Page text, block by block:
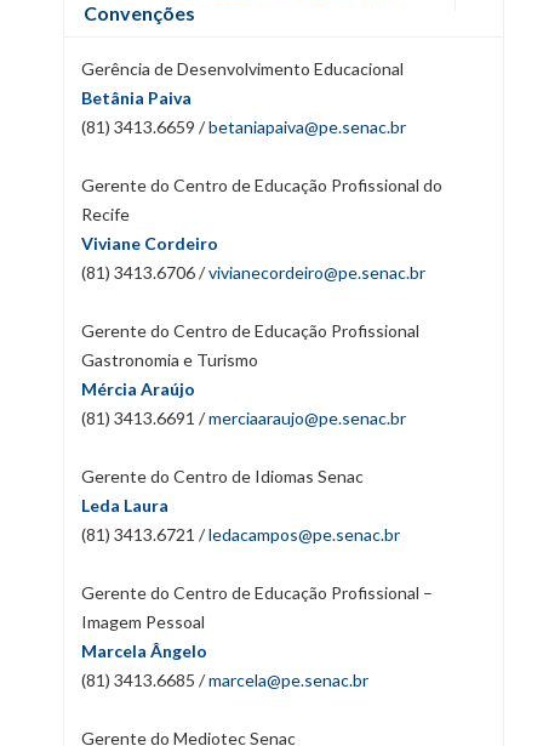
Convenções
Gerência de Desenvolvimento Educacional
Betânia Paiva
(81) 3413.6659 /betaniapaiva@pe.senac.br
Gerente do Centro de Educação Profissional do
Recife
Viviane Cordeiro
(81) 3413.6706 /vivianecordeiro@pe.senac.br
Gerente do Centro de Educação Profissional
Gastronomia e Turismo
Mércia Araújo
(81) 3413.6691 /merciaaraujo@pe.senac.br
Gerente do Centro de Idiomas Senac
Leda Laura
(81) 3413.6721 /ledacampos@pe.senac.br
Gerente do Centro de Educação Profissional –
Imagem Pessoal
Marcela Ângelo
(81) 3413.6685 /marcela@pe.senac.br
Gerente do Mediotec Senac